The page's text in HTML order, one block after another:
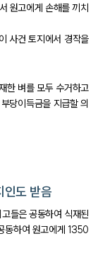
원고에게 손해를 끼치
사건 토지에서 경작을
한 벼를 모두 수거하고
당이득금을 지급할 의
인도 받음
들은 공동하여 식재된
동하여 원고에게 1350